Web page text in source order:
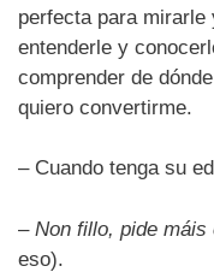
perfecta para
entenderle y
comprender de
quiero convertirme.
– Cuando tenga su
– Non fillo, pide máis
eso).